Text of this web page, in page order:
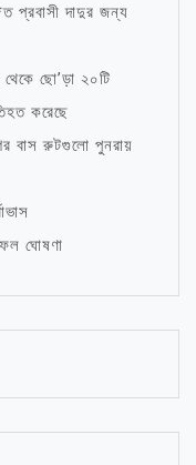
প্রবাসী দাদুর জন্য
ছো’ড়া ২০টি
করেছে
বাস রুটগুলো পুনরায়
ঘোষণা